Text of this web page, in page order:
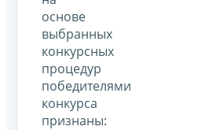
основе
выбранных
конкурсных
процедур
победителями
конкурса
признаны: